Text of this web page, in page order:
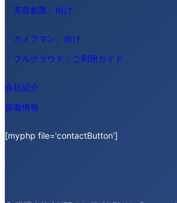
「美容創業」向け
「カメラマン」向け
「フルクラウド」ご利用ガイド
会社紹介
新着情報
[myphp file='contactButton']